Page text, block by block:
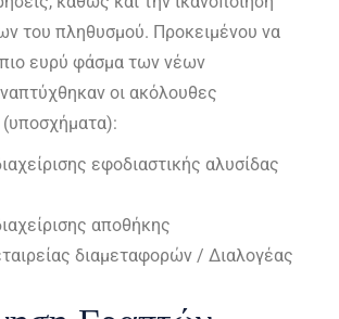
του πληθυσμού. Προκειμένου να
ευρύ φάσμα των νέων
οι ακόλουθες
(υποσχήματα):
εφοδιαστικής αλυσίδας
αποθήκης
διαμεταφορών / Διαλογέας